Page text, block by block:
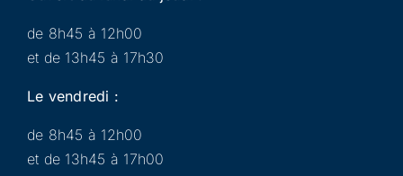
de 8h45 à 12h00
et de 13h45 à 17h30
Le vendredi :
de 8h45 à 12h00
et de 13h45 à 17h00